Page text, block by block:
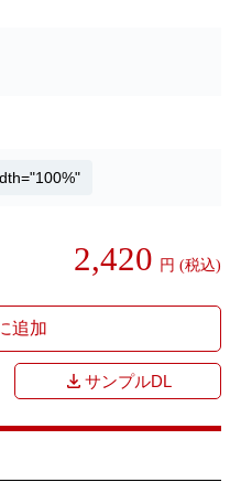
2,420 円 (税込)
追加
サンプルDL